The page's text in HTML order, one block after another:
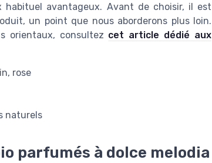
avantageux. Avant de choisir, il est
un point que nous aborderons plus loin.
orientaux, consultez cet article dédié aux
rose
naturels
parfumés à dolce melodia